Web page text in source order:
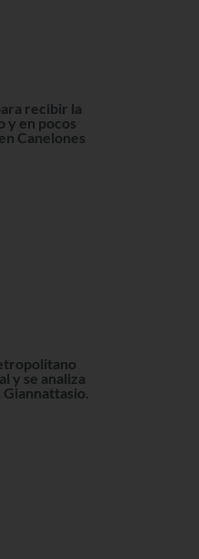
recibir la
y en pocos
Canelones
y se analiza
Giannattasio.